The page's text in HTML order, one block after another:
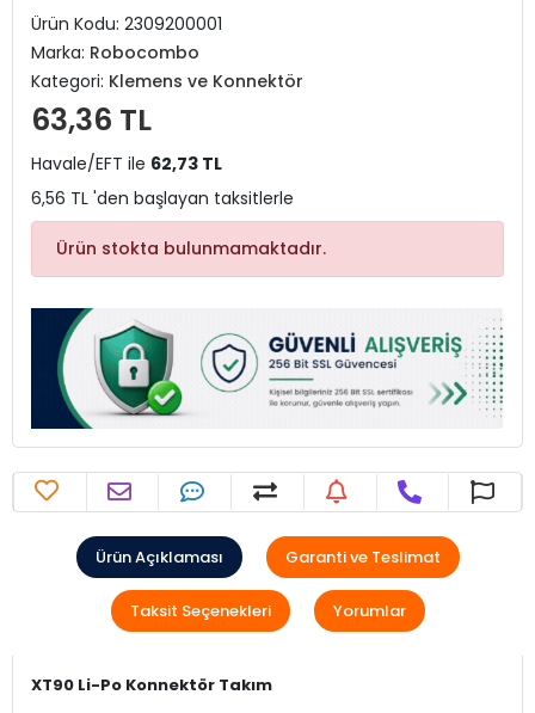
Ürün Kodu: 2309200001
Marka: Robocombo
Kategori: Klemens ve Konnektör
63,36 TL
Havale/EFT ile 62,73 TL
6,56 TL 'den başlayan taksitlerle
Ürün stokta bulunmamaktadır.
Ürün Açıklaması Garanti ve Teslimat
Taksit Seçenekleri Yorumlar
XT90 Li-Po Konnektör Takım